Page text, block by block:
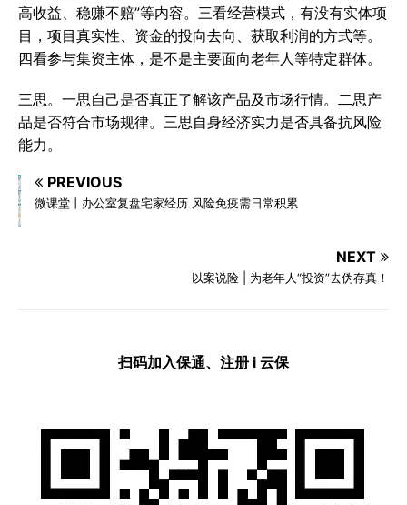
高收益、稳赚不赔”等内容。三看经营模式，有没有实体项
目，项目真实性、资金的投向去向、获取利润的方式等。
四看参与集资主体，是不是主要面向老年人等特定群体。
三思。一思自己是否真正了解该产品及市场行情。二思产
品是否符合市场规律。三思自身经济实力是否具备抗风险
能力。
PREVIOUS
微课堂丨办公室复盘宅家经历 风险免疫需日常积累
NEXT
以案说险 | 为老年人“投资”去伪存真！
扫码加入保通、注册 i 云保